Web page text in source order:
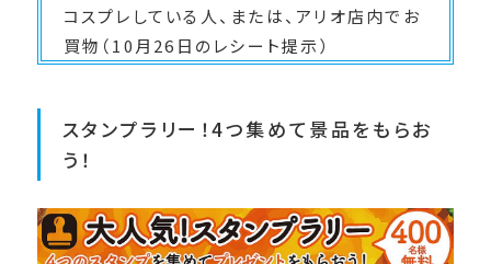
コスプレしている人、または、アリオ店内でお
買物（10月26日のレシート提示）
スタンプラリー！4つ集めて景品をもらお
う！